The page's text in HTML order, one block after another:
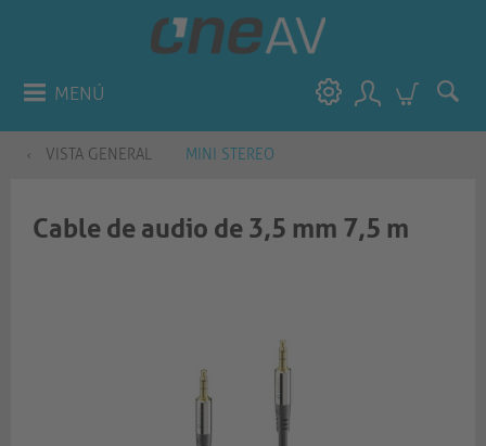
MENÚ
VISTA GENERAL MINI STEREO
Cable de audio de 3,5 mm 7,5 m